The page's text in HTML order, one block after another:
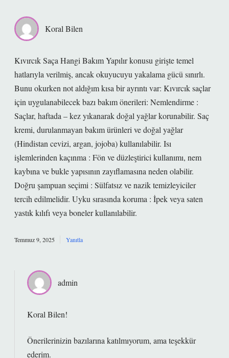
Koral Bilen
Kıvırcık Saça Hangi Bakım Yapılır konusu girişte temel
hatlarıyla verilmiş, ancak okuyucuyu yakalama gücü sınırlı.
Bunu okurken not aldığım kısa bir ayrıntı var: Kıvırcık saçlar
için uygulanabilecek bazı bakım önerileri: Nemlendirme :
Saçlar, haftada – kez yıkanarak doğal yağlar korunabilir. Saç
kremi, durulanmayan bakım ürünleri ve doğal yağlar
(Hindistan cevizi, argan, jojoba) kullanılabilir. Isı
işlemlerinden kaçınma : Fön ve düzleştirici kullanımı, nem
kaybına ve bukle yapısının zayıflamasına neden olabilir.
Doğru şampuan seçimi : Sülfatsız ve nazik temizleyiciler
tercih edilmelidir. Uyku sırasında koruma : İpek veya saten
yastık kılıfı veya boneler kullanılabilir.
Temmuz 9, 2025 Yanıtla
admin
Koral Bilen!
Önerilerinizin bazılarına katılmıyorum, ama teşekkür
ederim.